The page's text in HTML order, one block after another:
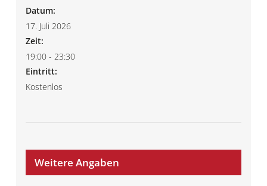
Datum:
17. Juli 2026
Zeit:
19:00 - 23:30
Eintritt:
Kostenlos
Weitere Angaben